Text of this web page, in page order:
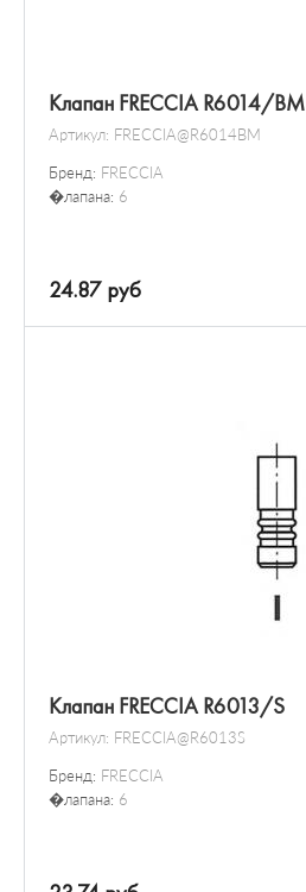
Клапан FRECCIA R6014/BM
Артикул: FRECCIA@R6014BM
Бренд: FRECCIA
�лапана: 6
24.87 руб
Клапан FRECCIA R6013/S
Артикул: FRECCIA@R6013S
Бренд: FRECCIA
�лапана: 6